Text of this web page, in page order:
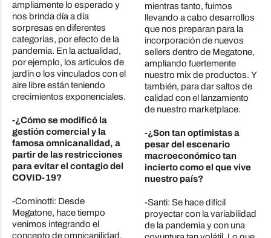
ampliamente lo esperado y
nos brinda día a día
sorpresas en diferentes
categorías, por efecto de la
pandemia. En la actualidad,
por ejemplo, los artículos de
jardín o los vinculados con el
aire libre están teniendo
crecimientos exponenciales.
-¿Cómo se modificó la
gestión comercial y la
famosa omnicanalidad, a
partir de las restricciones
para evitar el contagio del
COVID-19?
-Cominotti: Desde
Megatone, hace tiempo
venimos integrando el
concepto de omnicanilidad.
mientras tanto, fuimos
llevando a cabo desarrollos
que nos preparan para la
incorporación de nuevos
sellers dentro de Megatone,
ampliando fuertemente
nuestro mix de productos. Y
también, para dar saltos de
calidad con el lanzamiento
de nuestro marketplace.
-¿Son tan optimistas a
pesar del escenario
macroeconómico tan
incierto como el que vive
nuestro país?
-Santi: Se hace difícil
proyectar con la variabilidad
de la pandemia y con una